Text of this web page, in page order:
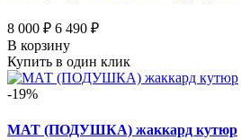
8 000 ₽ 6 490 ₽
В корзину
Купить в один клик
-19%
МАТ (ПОДУШКА) жаккард кутюр